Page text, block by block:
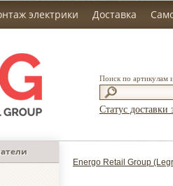
электрики Доставка
Поиск по артикулам
Статус доставки
Energo Retail Group